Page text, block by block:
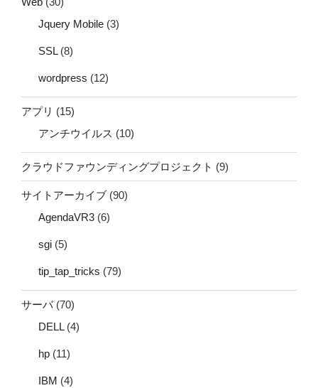
Jquery Mobile (3)
SSL(8)
wordpress (12)
アプリ (15)
アンチウイルス (10)
クラウドファウンディングプロジェクト (9)
サイトアーカイブ (90)
AgendaVR3 (6)
sgi (5)
tip_tap_tricks (79)
サーバ(70)
DELL(4)
hp (11)
IBM (4)